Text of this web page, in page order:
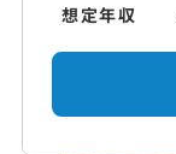
想定年収